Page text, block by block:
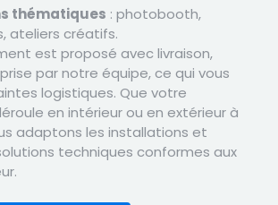
thématiques : photobooth,
ateliers créatifs.
est proposé avec livraison,
par notre équipe, ce qui vous
logistiques. Que votre
en intérieur ou en extérieur à
adaptons les installations et
techniques conformes aux